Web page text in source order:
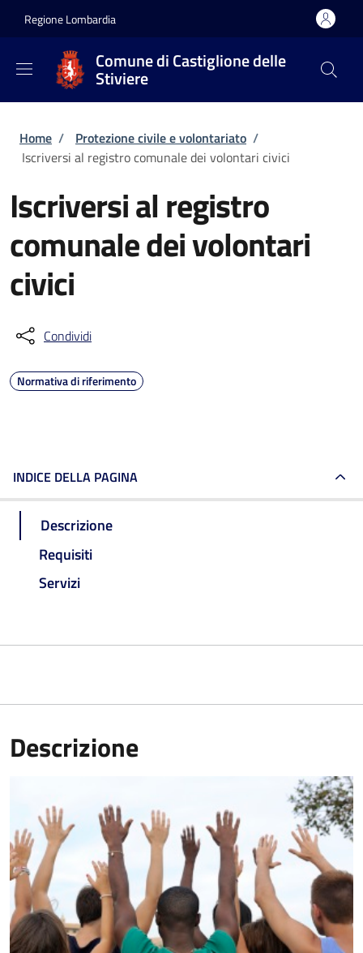
Regione Lombardia
Comune di Castiglione delle
Stiviere
Briciole di pane
Home / Protezione civile e volontariato /
Iscriversi al registro comunale dei volontari civici
Iscriversi al registro
comunale dei volontari
civici
Condividi
Normativa di riferimento
INDICE DELLA PAGINA
Descrizione
Requisiti
Servizi
Descrizione